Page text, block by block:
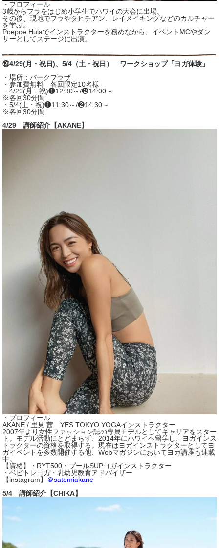
・プロフィール
3歳からフラをはじめ小学生でハワイの大会に出場。
その後、現地でフラやタヒチアン、レイメイキングなどのカルチャー
を学ぶ。
Poepoe Hulaでインストラクターを務めながら、イベントMCやダン
サーとしてステージに出演。
⑲4/29(月・祝日)、5/4（土・祝日） ワークショップ「ヨガ体験」
・場所：パークプラザ
・参加費無料 各回限定10名様
・4/29(月・祝)❶12:30～/❷14:00～
※各回30分間
・5/4(土・祝)❶11:30～/❷14:30～
※各回30分間
4/29 講師紹介【AKANE】
・プロフィール
AKANE / 里見 茜 YES TOKYO YOGAインストラクター
2007年より女性ファッション誌の専属モデルとしてキャリアをスター
ト。モデル活動にとどまらず、2014年にハワイへ留学し、ヨガインス
トラクターの資格を取得する。現在はヨガインストラクターとしてヨ
ガイベントを多数開催する他、Webマガジンにおいてヨガ講座も連載
中。
【資格】・RYT500・プールSUPヨガインストラクター
・ベビトレヨガ・乳幼児教育アドバイザー
【instagram】 ＠satomiakane
5/4 講師紹介【CHIKA】